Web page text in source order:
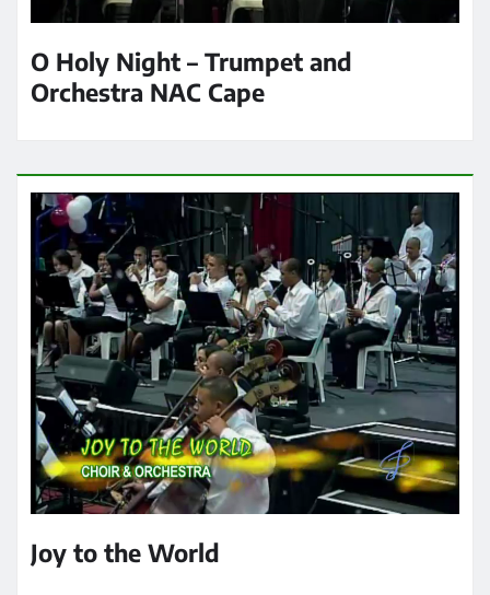
O Holy Night – Trumpet and
Orchestra NAC Cape
Joy to the World